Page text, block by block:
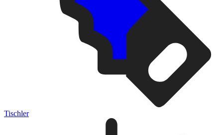
Tischler